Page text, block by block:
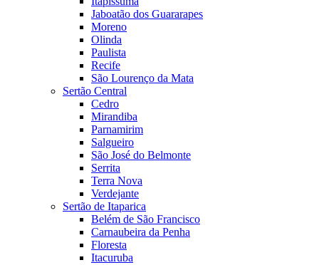
Jaboatão dos Guararapes
Moreno
Olinda
Paulista
Recife
São Lourenço da Mata
Sertão Central
Cedro
Mirandiba
Parnamirim
Salgueiro
São José do Belmonte
Serrita
Terra Nova
Verdejante
Sertão de Itaparica
Belém de São Francisco
Carnaubeira da Penha
Floresta
Itacuruba